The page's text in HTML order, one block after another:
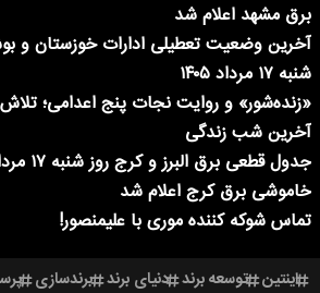
برق مشهد اعلام شد
آخرین وضعیت تعطیلی ادارات خوزستان و
شنبه ۱۷ مرداد ۱۴۰۵
«زنده‌شور» و روایت نجات پنج اعدامی؛
آخرین شب زندگی
خاموشی برق کرج اعلام شد
تماس شوکه کننده موری با علیمنصور!
اینتین توسعه برند دنیای برند برندسازی